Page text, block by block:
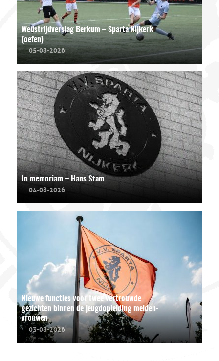
Wedstrijdverslag Berkum – Sparta Nijkerk
(oefen)
05-08-2026
In memoriam – Hans Stam
04-08-2026
Nieuwe functies voor twee vertrouwde
gezichten binnen de jeugdopleiding meiden-
vrouwen
03-08-2026